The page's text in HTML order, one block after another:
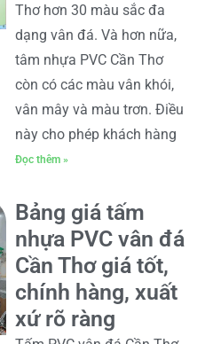
Thơ hơn 30 màu sắc đa
dạng vân đá. Và hơn nữa,
tâm nhựa PVC Cần Thơ
còn có các màu vân khói,
vân mây và màu trơn. Điều
này cho phép khách hàng
Đọc thêm »
Bảng giá tấm
nhựa PVC vân đá
Cần Thơ giá tốt,
chính hàng, xuất
xứ rõ ràng